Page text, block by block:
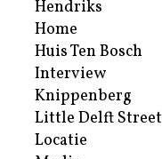
Hendriks
Home
Huis Ten Bosch
Interview
Knippenberg
Little Delft Street
Locatie